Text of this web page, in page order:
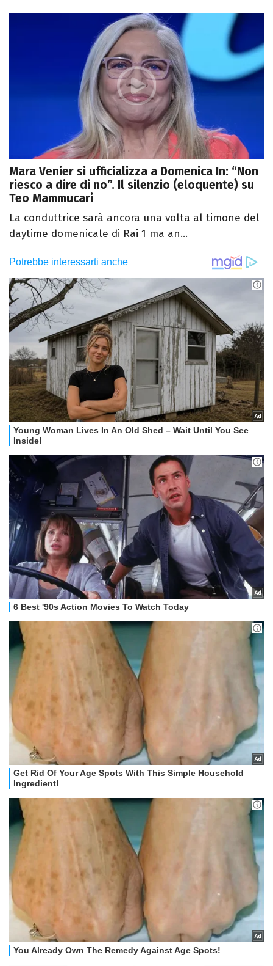
Mara Venier si ufficializza a Domenica In: “Non
riesco a dire di no”. Il silenzio (eloquente) su
Teo Mammucari
La conduttrice sarà ancora una volta al timone del
daytime domenicale di Rai 1 ma an...